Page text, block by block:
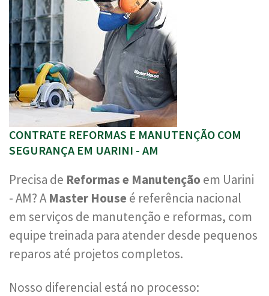
CONTRATE REFORMAS E MANUTENÇÃO COM
SEGURANÇA EM UARINI - AM
Precisa de Reformas e Manutenção em Uarini
- AM? AMaster House é referência nacional
em serviços de manutenção e reformas, com
equipe treinada para atender desde pequenos
reparos até projetos completos.
Nosso diferencial está no processo: